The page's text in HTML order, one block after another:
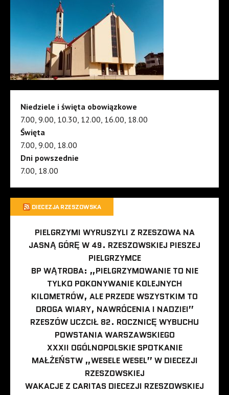
Niedziele i święta obowiązkowe
7.00, 9.00, 10.30, 12.00, 16.00, 18.00
Święta
7.00, 9.00, 18.00
Dni powszednie
7.00, 18.00
DIECEZJA RZESZOWSKA
PIELGRZYMI WYRUSZYLI Z RZESZOWA NA
JASNĄ GÓRĘ W 49. RZESZOWSKIEJ PIESZEJ
PIELGRZYMCE
BP WĄTROBA: „PIELGRZYMOWANIE TO NIE
TYLKO POKONYWANIE KOLEJNYCH
KILOMETRÓW, ALE PRZEDE WSZYSTKIM TO
DROGA WIARY, NAWRÓCENIA I NADZIEI”
RZESZÓW UCZCIŁ 82. ROCZNICĘ WYBUCHU
POWSTANIA WARSZAWSKIEGO
XXXII OGÓLNOPOLSKIE SPOTKANIE
MAŁŻEŃSTW „WESELE WESEL” W DIECEZJI
RZESZOWSKIEJ
WAKACJE Z CARITAS DIECEZJI RZESZOWSKIEJ